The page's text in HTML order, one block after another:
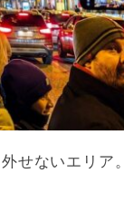
せないエリア。